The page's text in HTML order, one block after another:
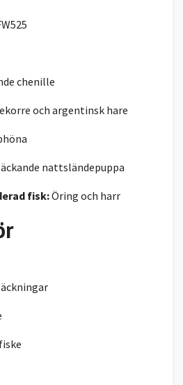
chenille
ekorre och argentinsk hare
nattsländepuppa
fisk:Öring och harr